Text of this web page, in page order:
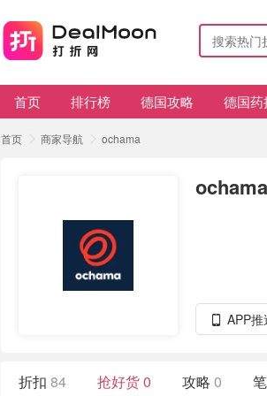
首页 排行榜 德国攻略 德国药
首页 商家导航 ochama
ochama
APP
折扣 84 抢好货0 攻略 0